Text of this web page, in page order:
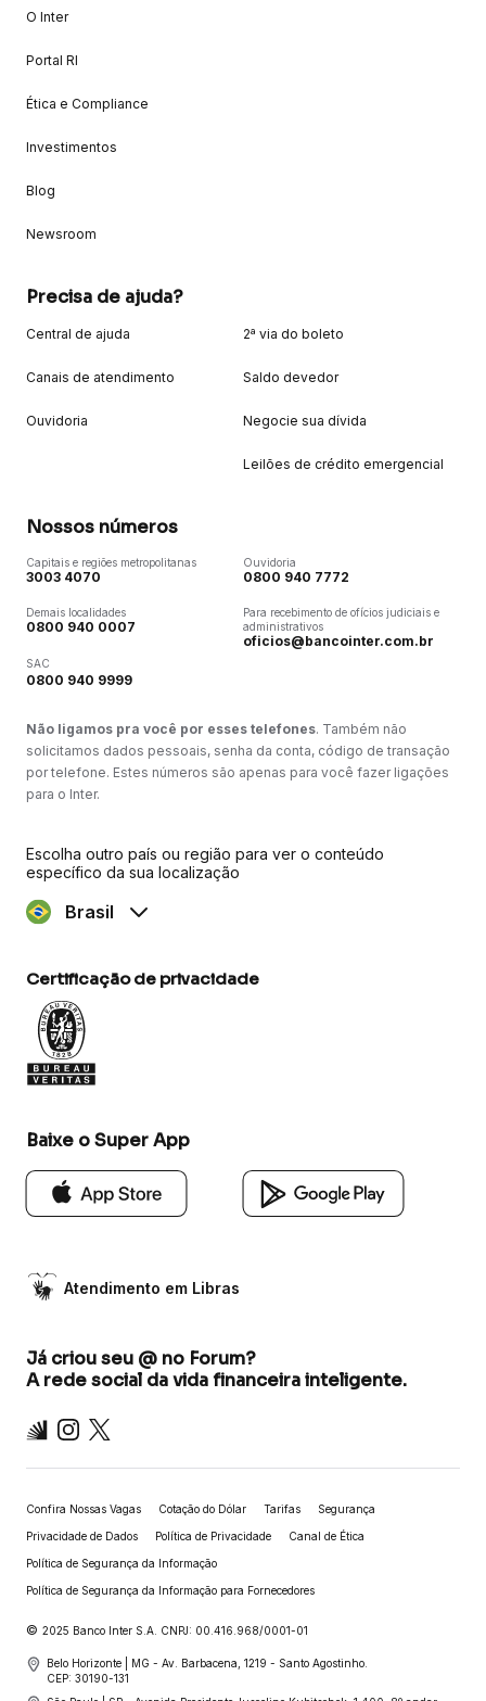
O Inter
Portal RI
Ética e Compliance
Investimentos
Blog
Newsroom
Precisa de ajuda?
Central de ajuda
Canais de atendimento
Ouvidoria
2ª via do boleto
Saldo devedor
Negocie sua dívida
Leilões de crédito emergencial
Nossos números
Capitais e regiões metropolitanas
3003 4070
Demais localidades
0800 940 0007
SAC
0800 940 9999
Ouvidoria
0800 940 7772
Para recebimento de ofícios judiciais e
administrativos
oficios@bancointer.com.br
Não ligamos pra você por esses telefones. Também não
solicitamos dados pessoais, senha da conta, código de transação
por telefone. Estes números são apenas para você fazer ligações
para o Inter.
Escolha outro país ou região para ver o conteúdo
específico da sua localização
Brasil
Certificação de privacidade
Baixe o Super App
Atendimento em Libras
Já criou seu @ no Forum?
A rede social da vida financeira inteligente.
Inter Instagram
X
Confira Nossas Vagas Cotação do Dólar Tarifas Segurança
Privacidade de Dados Política de Privacidade Canal de Ética
Política de Segurança da Informação
Política de Segurança da Informação para Fornecedores
© 2025 Banco Inter S.A. CNPJ: 00.416.968/0001-01
Belo Horizonte | MG - Av. Barbacena, 1219 - Santo Agostinho.
CEP: 30190-131